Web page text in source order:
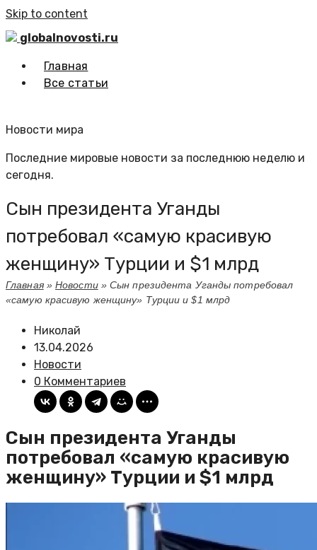
Skip to content
globalnovosti.ru
Главная
Все статьи
Новости мира
Последние мировые новости за последнюю неделю и
сегодня.
Сын президента Уганды
потребовал «самую красивую
женщину» Турции и $1 млрд
Главная»Новости»Сын президента Уганды потребовал
«самую красивую женщину» Турции и $1 млрд
Николай
13.04.2026
Новости
0 Комментариев
Сын президента Уганды
потребовал «самую красивую
женщину» Турции и $1 млрд